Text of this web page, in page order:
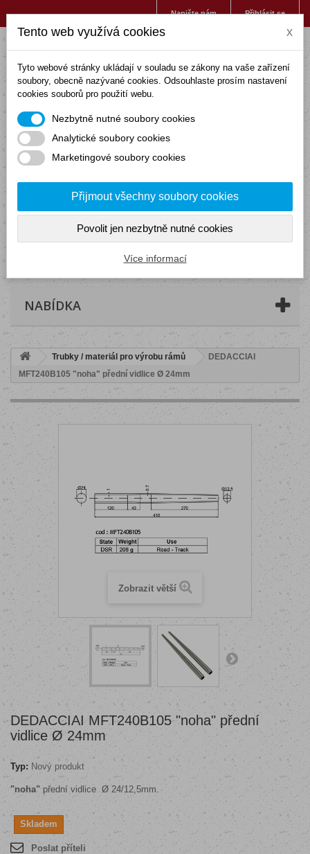
Přihlásit se
Napište nám
(prázdný)
NABÍDKA
Trubky / materiál pro výrobu rámů
DEDACCIAI
MFT240B105 "noha" přední vidlice Ø 24mm
Zobrazit větší
DEDACCIAI MFT240B105 "noha" přední
vidlice Ø 24mm
Typ: Nový produkt
"noha"přední vidlice Ø 24/12,5mm.
Skladem
Poslat příteli
Tento web využívá cookies x
Tyto webové stránky ukládají v souladu se zákony na vaše zařízení
soubory, obecně nazývané cookies. Odsouhlaste prosím nastavení
cookies souborů pro použití webu.
Nezbytně nutné soubory cookies
Analytické soubory cookies
Marketingové soubory cookies
Přijmout všechny soubory cookies
Povolit jen nezbytně nutné cookies
Více informací